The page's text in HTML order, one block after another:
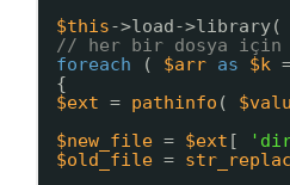
$this->load->library(
// her bir dosya için
foreach
( $arr as $k
{
$ext = pathinfo (
$new_file = $ext [
$old_file =